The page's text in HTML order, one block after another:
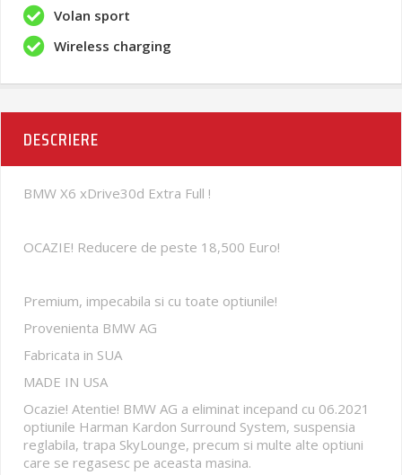
Volan sport
Wireless charging
DESCRIERE
BMW X6 xDrive30d Extra Full !
OCAZIE! Reducere de peste 18,500 Euro!
Premium, impecabila si cu toate optiunile!
Provenienta BMW AG
Fabricata in SUA
MADE IN USA
Ocazie! Atentie! BMW AG a eliminat incepand cu 06.2021
optiunile Harman Kardon Surround System, suspensia
reglabila, trapa SkyLounge, precum si multe alte optiuni
care se regasesc pe aceasta masina.